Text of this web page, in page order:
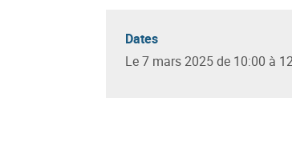
Dates
Le 7 mars 2025 de 10:00 à